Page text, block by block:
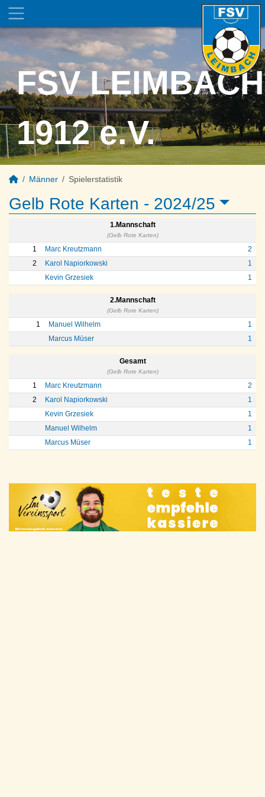
FSV LEIMBACH
1912 e.V.
Männer Spielerstatistik
Gelb Rote Karten - 2024/25
1.Mannschaft
(Gelb Rote Karten)
1 Marc Kreutzmann
2
2
Karol Napiorkowski
1
Kevin Grzesiek
1
2.Mannschaft
(Gelb Rote Karten)
1 Manuel Wilhelm
1
Marcus Müser
1
Gesamt
(Gelb Rote Karten)
1 Marc Kreutzmann
2
2
Karol Napiorkowski
1
Kevin Grzesiek
1
Manuel Wilhelm
1
Marcus Müser
1